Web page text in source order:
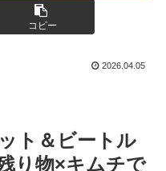
コピー
2026.04.05
ト＆ビートル
り物×キムチで